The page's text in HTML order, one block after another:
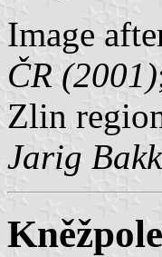
Image
ČR (2001)
Zlin
Jarig